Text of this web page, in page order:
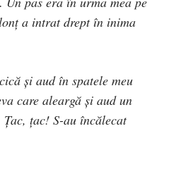
a intrat drept în inima
şi aud în spatele meu
care aleargă şi aud un
ţac! S-au încălecat